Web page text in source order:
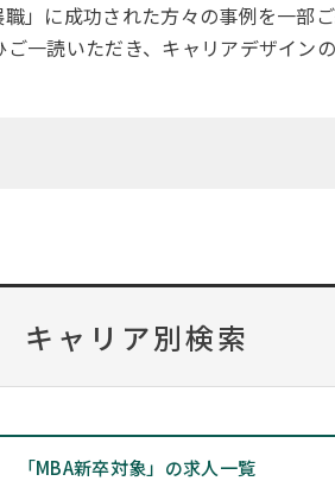
」に成功された方々の事例を一部
一読いただき、キャリアデザイン
キャリア別検索
「MBA新卒対象」の求人一覧